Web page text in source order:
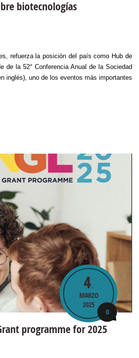
biotecnologías
refuerza la posición del país como Hub de
de la 52° Conferencia Anual de la Sociedad
inglés), uno de los eventos más importantes
4.
MARZO
2025
0
programme for 2025